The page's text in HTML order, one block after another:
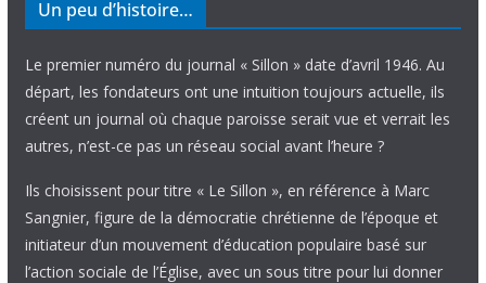
Un peu d’histoire…
Le premier numéro du journal « Sillon » date d’avril 1946. Au
départ, les fondateurs ont une intuition toujours actuelle, ils
créent un journal où chaque paroisse serait vue et verrait les
autres, n’est-ce pas un réseau social avant l’heure ?
Ils choisissent pour titre « Le Sillon », en référence à Marc
Sangnier, figure de la démocratie chrétienne de l’époque et
initiateur d’un mouvement d’éducation populaire basé sur
l’action sociale de l’Église, avec un sous titre pour lui donner